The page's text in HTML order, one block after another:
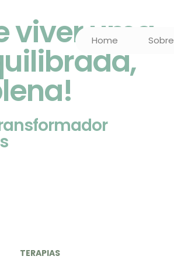
Home Sobre
viver uma
TERAPIAS